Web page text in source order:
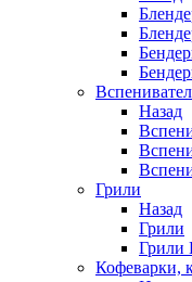
Назад
Грили
Назад
Грили
Грили
Кофеварки,